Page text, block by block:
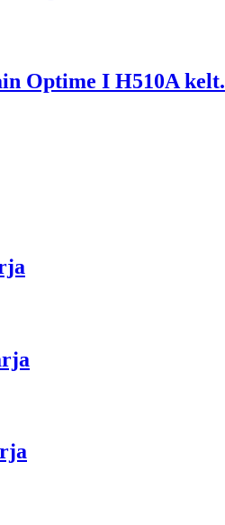
Optime I H510A kelt.